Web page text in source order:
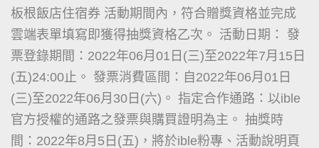
板根飯店住宿券 活動期間內，符合贈獎資格並完成
雲端表單填寫即獲得抽獎資格乙次。 活動日期： 發
票登錄期間：2022年06月01日(三)至2022年7月15日
(五)24:00止。 發票消費區間：自2022年06月01日
(三)至2022年06月30日(六)。 指定合作通路：以ible
官方授權的通路之發票與購買證明為主。 抽獎時
間：2022年8月5日(五)，將於ible粉專、活動說明頁